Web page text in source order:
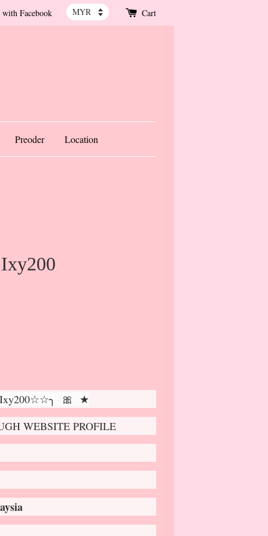
Facebook Cart
Preoder Location
Ixy200☆☆╮ 🎀 ★
WEBSITE PROFILE